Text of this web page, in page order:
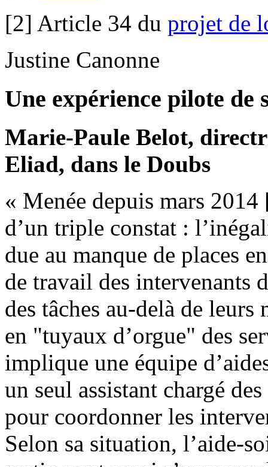
[2] Article 34 du projet de
Justine Canonne
Une expérience pilote de
Marie-Paule Belot,
Eliad, dans le Doubs
« Menée depuis mars
d’un triple constat :
due au manque de places
de travail des intervenants
des tâches au-delà de
en "tuyaux d’orgue" des
implique une équipe
un seul assistant chargé
pour coordonner les
Selon sa situation, l’aide-